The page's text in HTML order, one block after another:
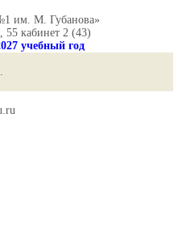
им. М. Губанова»
55 кабинет 2 (43)
учебный год